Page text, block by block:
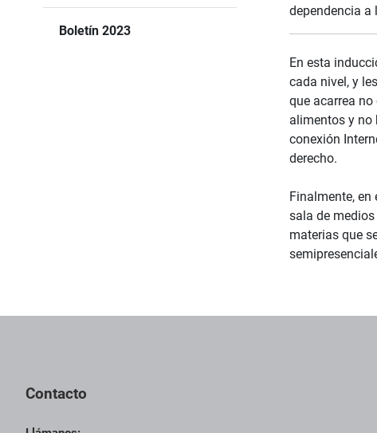
Boletín 2023
dependencia a
En esta
cada nivel, y
que acarrea
alimentos y no
conexión
derecho.
Finalmente,
sala de
materias que
Contacto